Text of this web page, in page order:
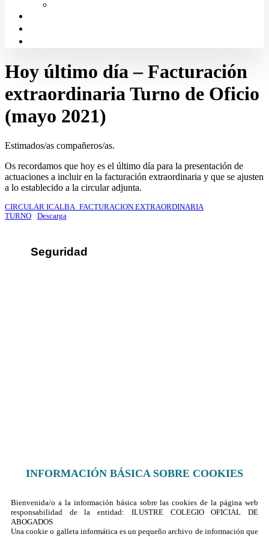
Hoy último día – Facturación
extraordinaria Turno de Oficio
(mayo 2021)
Estimados/as compañeros/as.
Os recordamos que hoy es el último día para la presentación de
actuaciones a incluir en la facturación extraordinaria y que se ajusten
a lo establecido a la circular adjunta.
CIRCULAR ICALBA_FACTURACION EXTRAORDINARIA
TURNO
Descarga
Seguridad
INFORMACIÓN BÁSICA SOBRE COOKIES
Bienvenida/o a la información básica sobre las cookies de la página web
responsabilidad de la entidad: ILUSTRE COLEGIO OFICIAL DE
ABOGADOS
Una cookie o galleta informática es un pequeño archivo de información que